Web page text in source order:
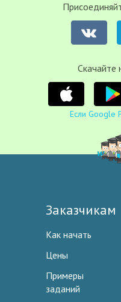
Если Google
Заказчикам
Как начать
Цены
Примеры
заданий